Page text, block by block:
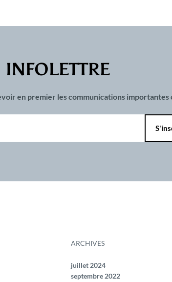
INFOLETTRE
en premier les communications
ARCHIVES
juillet 2024
septembre 2022